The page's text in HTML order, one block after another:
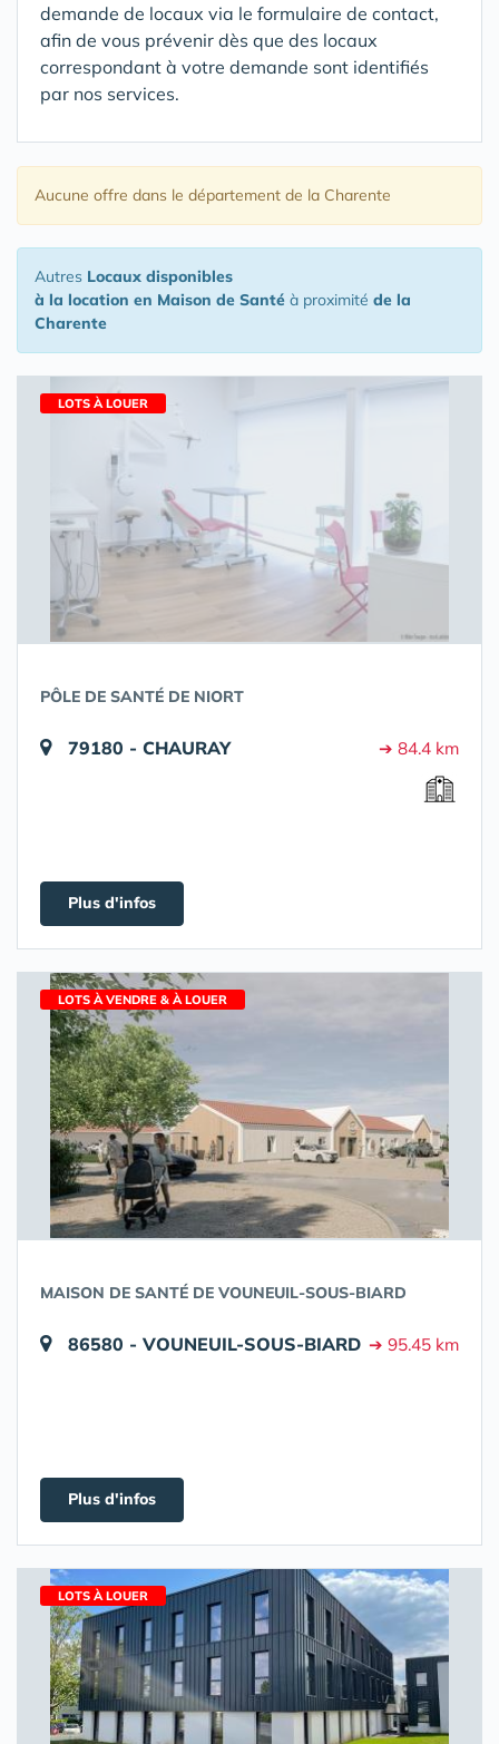
demande de locaux via le formulaire de contact,
afin de vous prévenir dès que des locaux
correspondant à votre demande sont identifiés
par nos services.
Aucune offre dans le département de la Charente
Autres Locaux disponibles
à la location en Maison de Santé à proximité de la
Charente
LOTS À LOUER
PÔLE DE SANTÉ DE NIORT
79180 - CHAURAY ➔ 84.4 km
Plus d'infos
LOTS À VENDRE & À LOUER
MAISON DE SANTÉ DE VOUNEUIL-SOUS-BIARD
86580 - VOUNEUIL-SOUS-BIARD ➔ 95.45 km
Plus d'infos
LOTS À LOUER